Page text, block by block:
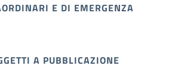
E DI EMERGENZA
A PUBBLICAZIONE